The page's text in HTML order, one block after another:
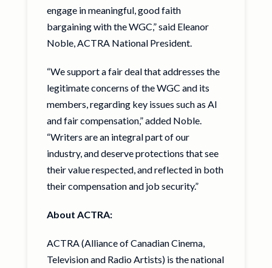
engage in meaningful, good faith
bargaining with the WGC,” said Eleanor
Noble, ACTRA National President.
“We support a fair deal that addresses the
legitimate concerns of the WGC and its
members, regarding key issues such as AI
and fair compensation,” added Noble.
“Writers are an integral part of our
industry, and deserve protections that see
their value respected, and reflected in both
their compensation and job security.”
About ACTRA:
ACTRA (Alliance of Canadian Cinema,
Television and Radio Artists) is the national